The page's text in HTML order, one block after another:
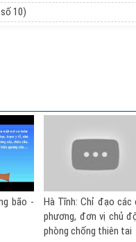
10)
các địa
chủ động
Kỹ năng phòng
thiên tai: Hướng
toàn trước bão